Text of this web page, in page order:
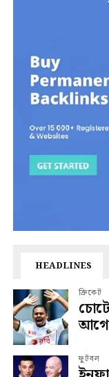
HEADLINES
ক্রিকেট
আগে
ফুটবল